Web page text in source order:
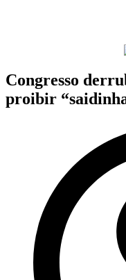
Congresso
proibir